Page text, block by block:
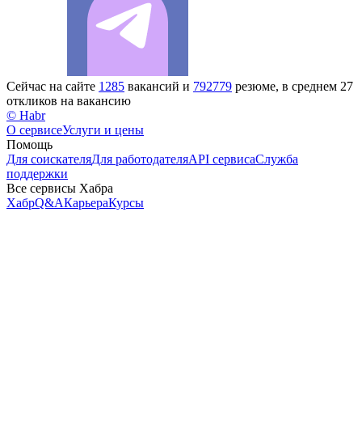
Сейчас на сайте 1285 вакансий и 792779 резюме, в среднем 27
откликов на вакансию
© Habr
О сервисеУслуги и цены
Помощь
Для соискателяДля работодателяAPI сервисаСлужба
поддержки
Все сервисы Хабра
ХабрQ&AКарьераКурсы